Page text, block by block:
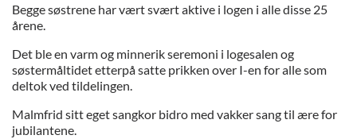
Begge søstrene har vært svært aktive i logen i alle disse 25
årene.
Det ble en varm og minnerik seremoni i logesalen og
søstermåltidet etterpå satte prikken over I-en for alle som
deltok ved tildelingen.
Malmfrid sitt eget sangkor bidro med vakker sang til ære for
jubilantene.